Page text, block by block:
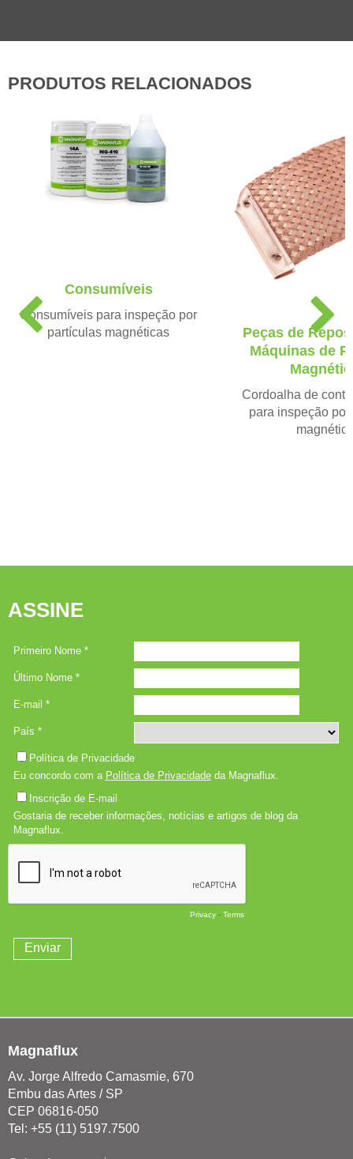
PRODUTOS RELACIONADOS
Consumíveis
Consumíveis para inspeção por
partículas magnéticas
Peças de
Máquinas de
Cordoalha de
para inspeção
r
e
x
ASSINE
Magnaflux
Av. Jorge Alfredo Camasmie, 670
Embu das Artes / SP
CEP 06816-050
Tel: +55 (11) 5197.7500